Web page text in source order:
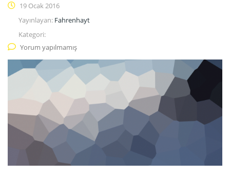
19 Ocak 2016
Yayınlayan: Fahrenhayt
Kategori:
Yorum yapılmamış